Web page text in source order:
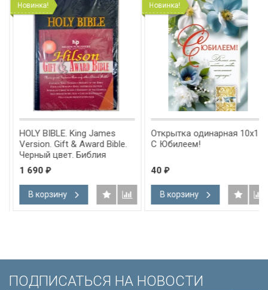
Новинка!
HOLY BIBLE. King James
Version. Gift & Award Bible.
Черный цвет. Библия
Короля Иакова на
английском языке.
Словарь, карты, закладка,
подарочная вкладка, слова
Иисуса выделены красным
1 690₽
В корзину
Новинка!
Открытка одинарная 10x15:
С Юбилеем!
40₽
В корзину
ПОДПИСАТЬСЯ НА НОВОСТИ